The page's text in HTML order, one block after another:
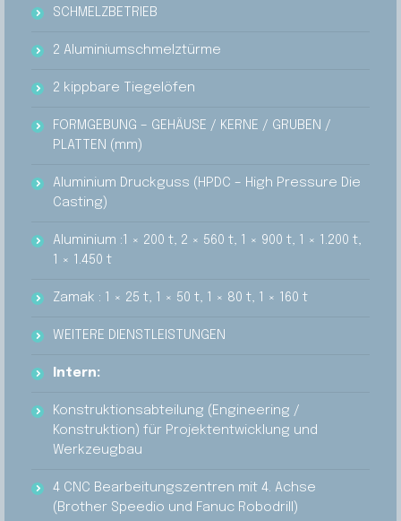
SCHMELZBETRIEB
2 Aluminiumschmelztürme
2 kippbare Tiegelöfen
FORMGEBUNG – GEHÄUSE / KERNE / GRUBEN /
PLATTEN (mm)
Aluminium Druckguss (HPDC – High Pressure Die
Casting)
Aluminium :1 × 200 t, 2 × 560 t, 1 × 900 t, 1 × 1.200 t,
1 × 1.450 t
Zamak : 1 × 25 t, 1 × 50 t, 1 × 80 t, 1 × 160 t
WEITERE DIENSTLEISTUNGEN
Intern:
Konstruktionsabteilung (Engineering /
Konstruktion) für Projektentwicklung und
Werkzeugbau
4 CNC Bearbeitungszentren mit 4. Achse
(Brother Speedio und Fanuc Robodrill)